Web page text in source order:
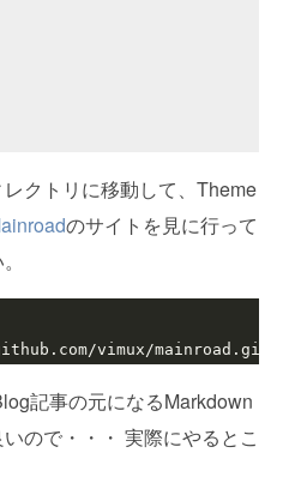
クトリに移動して、Theme
のサイトを見に行って
記事の元になるMarkdown
ので・・・ 実際にやるとこ